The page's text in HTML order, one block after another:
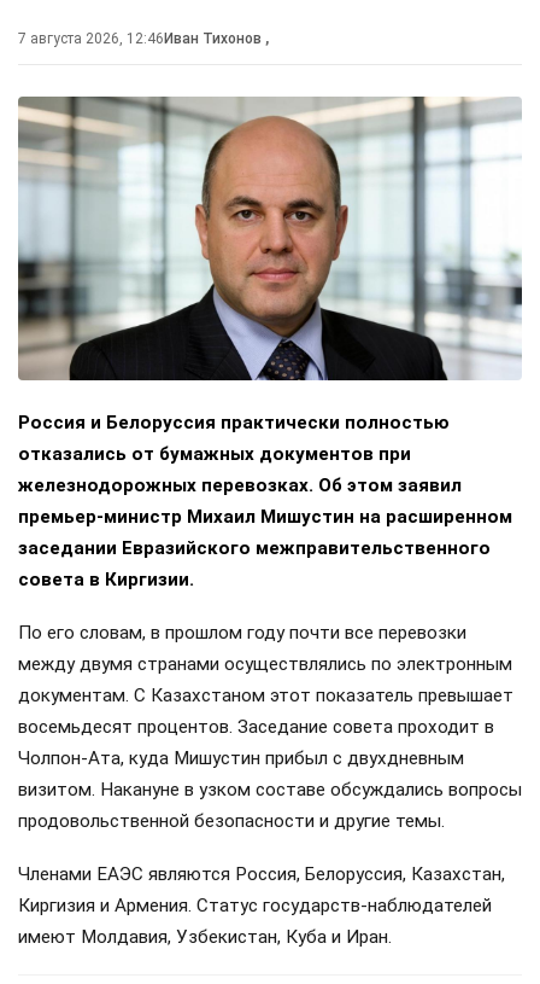
7 августа 2026, 12:46Иван Тихонов ,
Россия и Белоруссия практически полностью
отказались от бумажных документов при
железнодорожных перевозках. Об этом заявил
премьер-министр Михаил Мишустин на расширенном
заседании Евразийского межправительственного
совета в Киргизии.
По его словам, в прошлом году почти все перевозки
между двумя странами осуществлялись по электронным
документам. С Казахстаном этот показатель превышает
восемьдесят процентов. Заседание совета проходит в
Чолпон-Ата, куда Мишустин прибыл с двухдневным
визитом. Накануне в узком составе обсуждались вопросы
продовольственной безопасности и другие темы.
Членами ЕАЭС являются Россия, Белоруссия, Казахстан,
Киргизия и Армения. Статус государств-наблюдателей
имеют Молдавия, Узбекистан, Куба и Иран.